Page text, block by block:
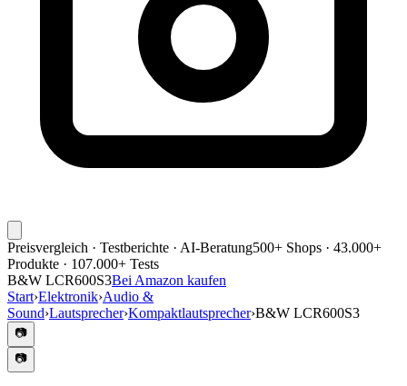
Preisvergleich · Testberichte · AI-Beratung500+ Shops · 43.000+
Produkte · 107.000+ Tests
B&W LCR600S3Bei Amazon kaufen
Start›Elektronik›Audio &
Sound›Lautsprecher›Kompaktlautsprecher›B&W LCR600S3
📷
📷